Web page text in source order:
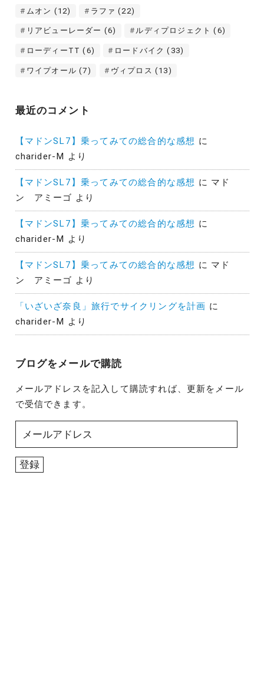
ムオン (12) ラファ (22)
リアビューレーダー (6) ルディプロジェクト (6)
ローディーTT (6) ロードバイク (33)
ワイプオール (7) ヴィプロス (13)
最近のコメント
【マドンSL7】乗ってみての総合的な感想 に
charider-M より
【マドンSL7】乗ってみての総合的な感想 に マド
ン アミーゴ より
【マドンSL7】乗ってみての総合的な感想 に
charider-M より
【マドンSL7】乗ってみての総合的な感想 に マド
ン アミーゴ より
「いざいざ奈良」旅行でサイクリングを計画 に
charider-M より
ブログをメールで購読
メールアドレスを記入して購読すれば、更新をメール
で受信できます。
ル
ア
登録